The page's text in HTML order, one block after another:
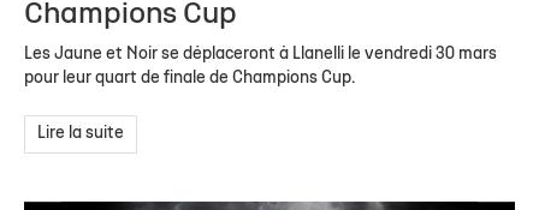
Champions Cup
Les Jaune et Noir se déplaceront à Llanelli le vendredi 30 mars
pour leur quart de finale de Champions Cup.
Lire la suite